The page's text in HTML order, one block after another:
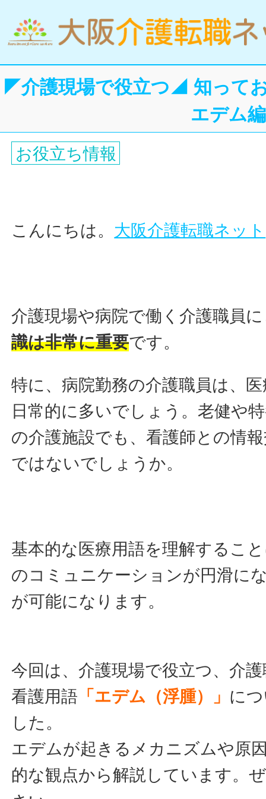
◤介護現場で役立つ◢ 知って
エデム編
お役立ち情報
こんにちは。 大阪介護転職ネット
介護現場や病院で働く介護職員
識は非常に重要です。
特に、病院勤務の介護職員は、
日常的に多いでしょう。老健や
の介護施設でも、看護師との情
ではないでしょうか。
基本的な医療用語を理解するこ
のコミュニケーションが円滑に
が可能になります。
今回は、介護現場で役立つ、介
看護用語 「エデム（浮腫）」 に
した。
エデムが起きるメカニズムや原
的な観点から解説しています。